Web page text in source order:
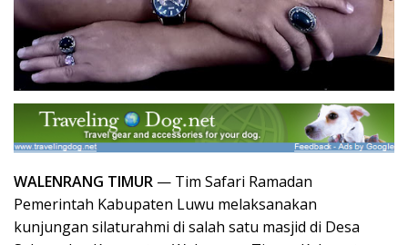
WALENRANG TIMUR — Tim Safari Ramadan
Pemerintah Kabupaten Luwu melaksanakan
kunjungan silaturahmi di salah satu masjid di Desa